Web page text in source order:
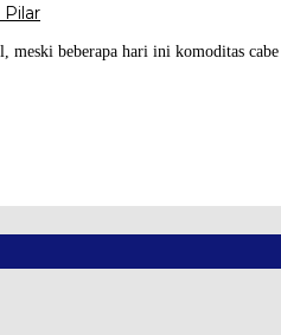
Pilar
beberapa hari ini komoditas